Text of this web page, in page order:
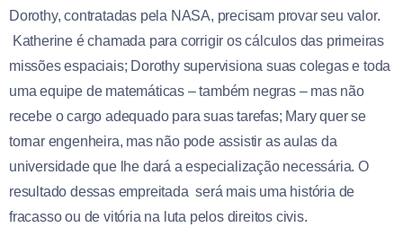
Dorothy, contratadas pela NASA, precisam provar seu valor.
Katherine é chamada para corrigir os cálculos das primeiras
missões espaciais; Dorothy supervisiona suas colegas e toda
uma equipe de matemáticas – também negras – mas não
recebe o cargo adequado para suas tarefas; Mary quer se
tornar engenheira, mas não pode assistir as aulas da
universidade que lhe dará a especialização necessária. O
resultado dessas empreitada será mais uma história de
fracasso ou de vitória na luta pelos direitos civis.